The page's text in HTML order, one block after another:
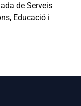
de Serveis
Educació i